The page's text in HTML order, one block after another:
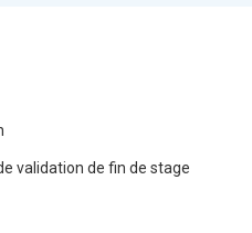
validation de fin de stage